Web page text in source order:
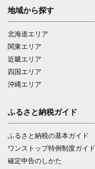
地域から探す
北海道エリア
関東エリア
近畿エリア
四国エリア
沖縄エリア
ふるさと納税ガイド
ふるさと納税の基本ガイド
ワンストップ特例制度ガイド
確定申告のしかた